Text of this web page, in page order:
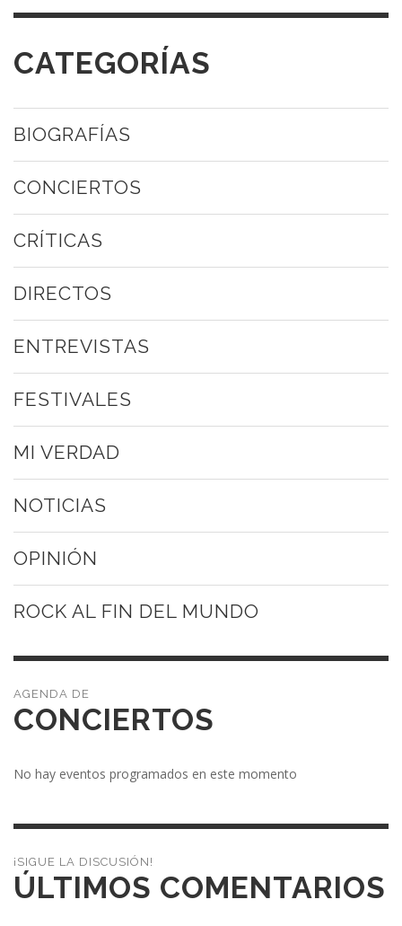
CATEGORÍAS
BIOGRAFÍAS
CONCIERTOS
CRÍTICAS
DIRECTOS
ENTREVISTAS
FESTIVALES
MI VERDAD
NOTICIAS
OPINIÓN
ROCK AL FIN DEL MUNDO
CONCIERTOS
No hay eventos programados en este momento
¡SIGUE LA DISCUSIÓN!
ÚLTIMOS COMENTARIOS